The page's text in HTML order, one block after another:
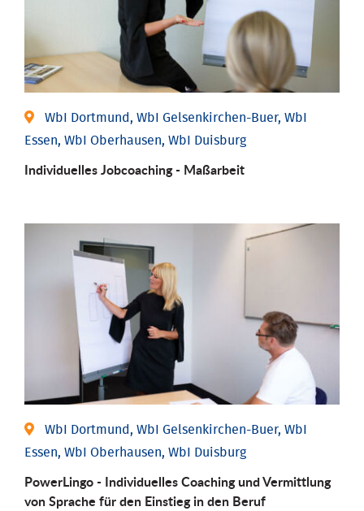
WbI Dortmund, WbI Gelsenkirchen-Buer, WbI
Essen, WbI Oberhausen, WbI Duisburg
Individu­elles Job­coaching - Maßarbeit
WbI Dortmund, WbI Gelsenkirchen-Buer, WbI
Essen, WbI Oberhausen, WbI Duisburg
PowerLingo - Individuelles Coaching und Vermittlung
von Sprache für den Einstieg in den Beruf